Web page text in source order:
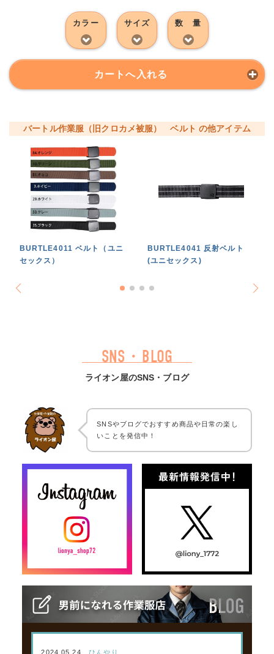
カラー サイズ 数 量
カートへ入れる
バートル作業服（旧クロカメ被服） ベルト の他アイテム
BURTLE4011 ベルト（ユニ
セックス）
BURTLE4041 反射ベルト
(ユニセックス)
SNS・BLOG
ライオン屋のSNS・ブログ
SNSやブログでおすすめ商品や日常の楽し
いことを発信中！
2024.05.24 ひんやり